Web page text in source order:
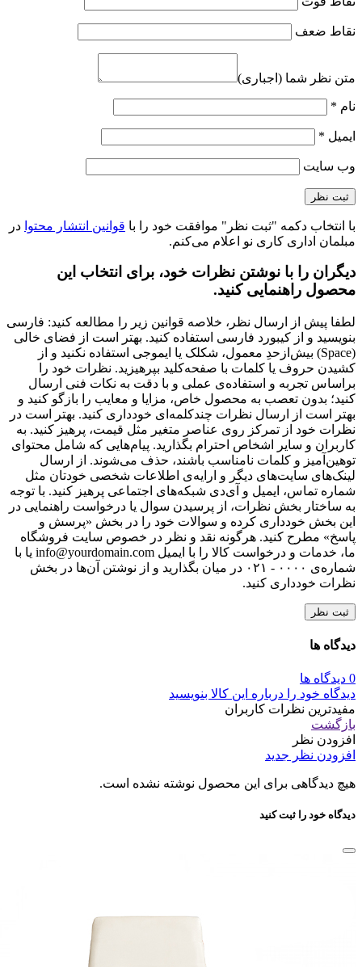
نقاط ضعف
متن نظر شما (اجباری)
نام *
ایمیل *
وب‌ سایت
با انتخاب دکمه "ثبت نظر" موافقت خود را با قوانین انتشار محتوا در
مبلمان اداری کاری نو اعلام می‌کنم.
دیگران را با نوشتن نظرات خود، برای انتخاب این
محصول راهنمایی کنید.
لطفا پیش از ارسال نظر، خلاصه قوانین زیر را مطالعه کنید: فارسی
بنویسید و از کیبورد فارسی استفاده کنید. بهتر است از فضای خالی
(Space) بیش‌از‌حدِ معمول، شکلک یا ایموجی استفاده نکنید و از
کشیدن حروف یا کلمات با صفحه‌کلید بپرهیزید. نظرات خود را
براساس تجربه و استفاده‌ی عملی و با دقت به نکات فنی ارسال
کنید؛ بدون تعصب به محصول خاص، مزایا و معایب را بازگو کنید و
بهتر است از ارسال نظرات چندکلمه‌‌ای خودداری کنید. بهتر است در
نظرات خود از تمرکز روی عناصر متغیر مثل قیمت، پرهیز کنید. به
کاربران و سایر اشخاص احترام بگذارید. پیام‌هایی که شامل محتوای
توهین‌آمیز و کلمات نامناسب باشند، حذف می‌شوند. از ارسال
لینک‌های سایت‌های دیگر و ارایه‌ی اطلاعات شخصی خودتان مثل
شماره تماس، ایمیل و آی‌دی شبکه‌های اجتماعی پرهیز کنید. با توجه
به ساختار بخش نظرات، از پرسیدن سوال یا درخواست راهنمایی در
این بخش خودداری کرده و سوالات خود را در بخش «پرسش و
پاسخ» مطرح کنید. هرگونه نقد و نظر در خصوص سایت فروشگاه
ما، خدمات و درخواست کالا را با ایمیل info@yourdomain.com یا با
شماره‌ی ۰۰۰۰ - ۰۲۱ در میان بگذارید و از نوشتن آن‌ها در بخش
نظرات خودداری کنید.
ثبت نظر
دیدگاه ها
0 دیدگاه ها
دیدگاه خود را درباره این کالا بنویسید
مفیدترین نظرات کاربران
بازگشت
افزودن نظر
افزودن نظر جدید
هیچ دیدگاهی برای این محصول نوشته نشده است.
دیدگاه خود را ثبت کنید